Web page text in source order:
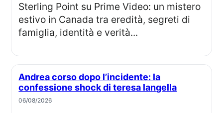
Sterling Point su Prime Video: un mistero
estivo in Canada tra eredità, segreti di
famiglia, identità e verità...
Andrea corso dopo l’incidente: la
confessione shock di teresa langella
06/08/2026